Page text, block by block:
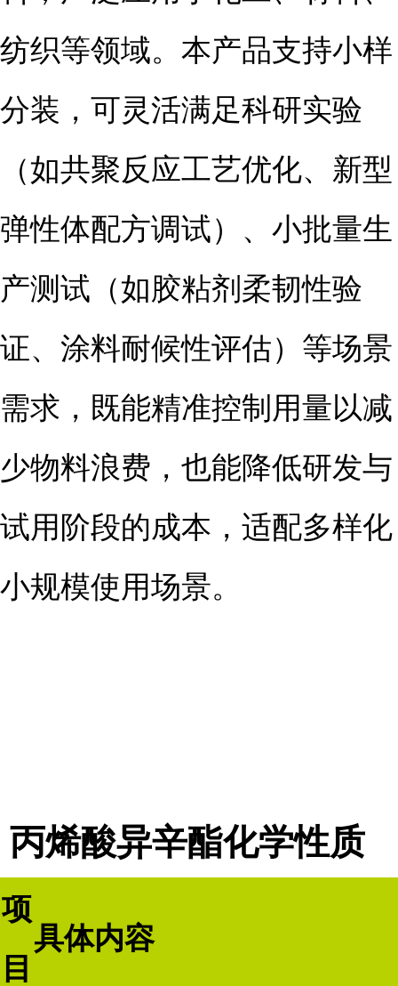
纺织等领域。本产品支持小样
分装，可灵活满足科研实验
（如共聚反应工艺优化、新型
弹性体配方调试）、小批量生
产测试（如胶粘剂柔韧性验
证、涂料耐候性评估）等场景
需求，既能精准控制用量以减
少物料浪费，也能降低研发与
试用阶段的成本，适配多样化
小规模使用场景。
丙烯酸异辛酯化学性质
项
目
具体内容